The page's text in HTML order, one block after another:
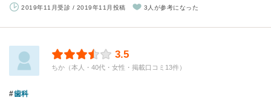
2019年11月受診 / 2019年11月投稿 3人が参考になった
3.5
ちか（本人・40代・女性・掲載口コミ13件）
歯科